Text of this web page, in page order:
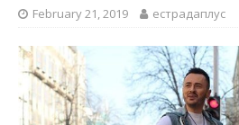
February 21, 2019 естрадаплус